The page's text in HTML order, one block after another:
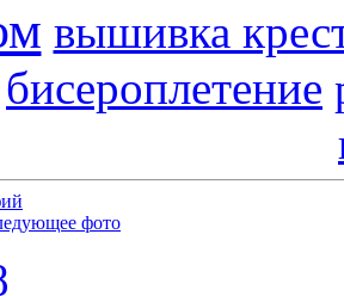
вышивка
бисероплетение
фото